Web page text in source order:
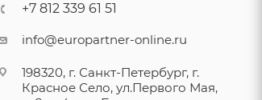
+7 812 339 61 51
info@europartner-online.ru
198320, г. Санкт-Петербург, г.
Красное Село, ул.Первого Мая,